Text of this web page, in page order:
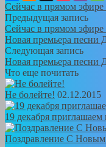
Сейчас в прямом
Предыдущая запись
Сейчас в прямом
Новая премьера песни
Следующая запись
Новая премьера песни
Что еще почитать
Не болейте! 02.12.2015
19 декабря
Поздравление С